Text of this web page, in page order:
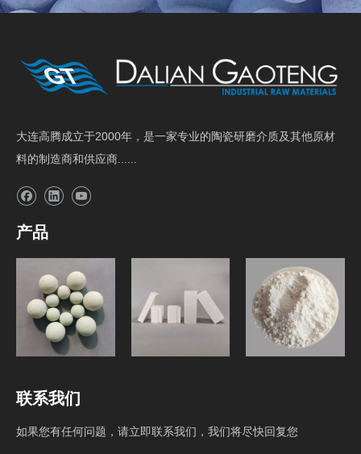
大连高腾成立于2000年，是一家专业的陶瓷研磨介质及其他原材
料的制造商和供应商......
产品
研磨介质 球磨机内衬砖 原料
联系我们
如果您有任何问题，请立即联系我们，我们将尽快回复您